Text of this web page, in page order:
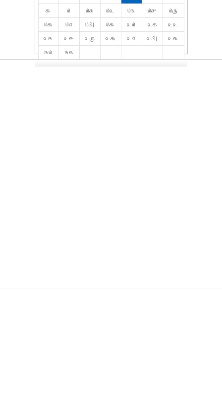
௯ ௰ ௰௧ ௰௨ ௰௩ ௰௪
௰௫
௰௬
௰௭ ௰௮ ௰௯ ௨௰ ௨௧
௨௨
௨௩
௨௪ ௨௫ ௨௬ ௨௭ ௨௮
௨௯
௩௰
௩௧